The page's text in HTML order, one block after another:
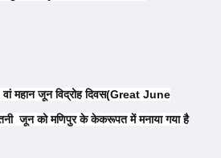
महान जून विद्रोह दिवस(Great June
जून को मणिपुर के केकरूपत में मनाया गया है